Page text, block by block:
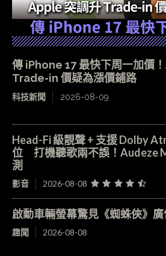
傳 iPhone 17 最快下周一加價
Trade-in 價疑為漲價鋪路
科技新聞 2026-08-09
Head-Fi 級靚聲 + 支援 Dolby
位 打機聽歌兩不誤！Audeze
測
影音 2026-08-08
啟動車輛螢幕驚見《蜘蛛俠》
趣聞 2026-08-08